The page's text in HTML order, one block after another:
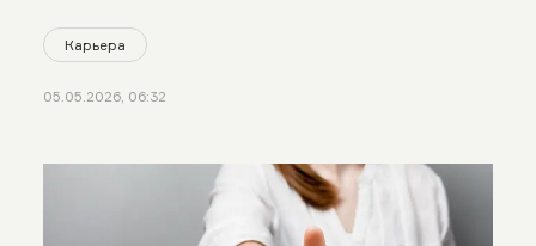
Карьера
05.05.2026, 06:32